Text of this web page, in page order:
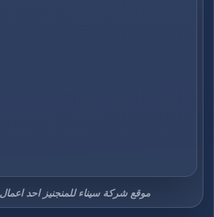
موقع شركة سيناء للمنجنيز احد